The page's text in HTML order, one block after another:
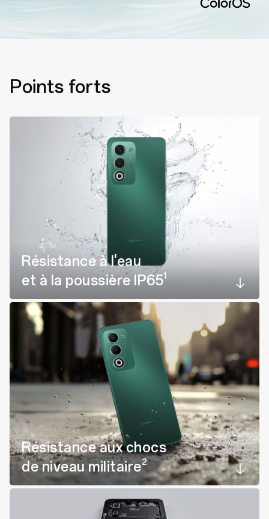
Points forts
Résistance à l'eau
et à la poussière IP651
Résistance aux chocs
de niveau militaire2